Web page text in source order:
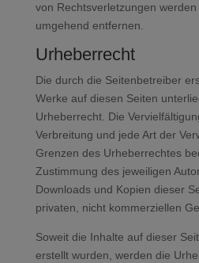
von Rechtsverletzungen
umgehend entfernen.
Urheberrecht
Die durch die Seitenbetreiber
Werke auf diesen Seiten
Urheberrecht. Die
Verbreitung und jede Art der
Grenzen des Urheberrechtes
Zustimmung des jeweiligen
Downloads und Kopien dieser
privaten, nicht kommerziellen
Soweit die Inhalte auf dieser
erstellt wurden, werden die